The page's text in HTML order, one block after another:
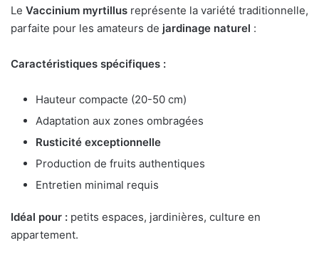
Le Vaccinium myrtillus représente la variété traditionnelle,
parfaite pour les amateurs de jardinage naturel :
Caractéristiques spécifiques :
Hauteur compacte (20-50 cm)
Adaptation aux zones ombragées
Rusticité exceptionnelle
Production de fruits authentiques
Entretien minimal requis
Idéal pour : petits espaces, jardinières, culture en
appartement.